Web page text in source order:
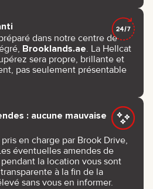
dans notre centre de
Brooklands.ae. La Hellcat
sera propre, brillante et
pas seulement présentable
: aucune mauvaise
en charge par Brook Drive,
éventuelles amendes de
la location vous sont
à la fin de la
sans vous en informer.